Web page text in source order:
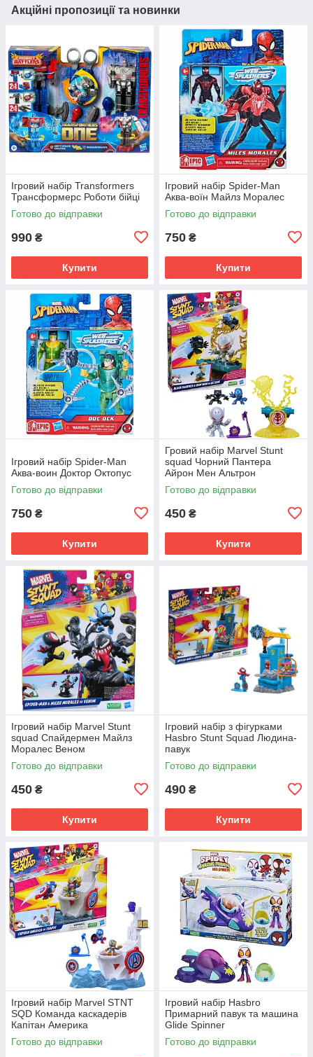
Акційні пропозиції та новинки
Ігровий набір Transformers
Трансформерс Роботи бійці
Готово до відправки
990 ₴
Купити
Ігровий набір Spider-Man
Аква-воїн Майлз Моралес
Готово до відправки
750 ₴
Купити
Ігровий набір Spider-Man
Аква-воин Доктор Октопус
Готово до відправки
750 ₴
Купити
Гровий набір Marvel Stunt
squad Чорний Пантера
Айрон Мен Альтрон
Готово до відправки
450 ₴
Купити
Ігровий набір Marvel Stunt
squad Спайдермен Майлз
Моралес Веном
Готово до відправки
450 ₴
Купити
Ігровий набір з фігурками
Hasbro Stunt Squad Людина-
павук
Готово до відправки
490 ₴
Купити
Ігровий набір Marvel STNT
SQD Команда каскадерів
Капітан Америка
Готово до відправки
Ігровий набір Hasbro
Примарний павук та машина
Glide Spinner
Готово до відправки